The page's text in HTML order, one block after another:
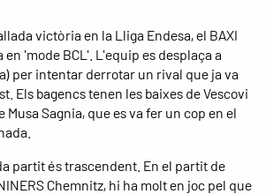
victòria en la Lliga Endesa, el BAXI
en 'mode BCL'. L'equip es desplaça a
per intentar derrotar un rival que ja va
Els bagencs tenen les baixes de Vescovi
Musa Sagnia, que es va fer un cop en el
partit és trascendent. En el partit de
Chemnitz, hi ha molt en joc pel que